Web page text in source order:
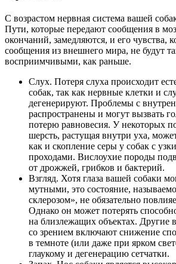
С возрастом нервная система вашей
Пути, которые передают сообщения в
окончаний, замедляются, и его чувства,
сообщения из внешнего мира, не будут
восприимчивыми, как раньше.
Слух. Потеря слуха происходит
собак, так как нервные клетки и
дегенерируют. Проблемы с
распространены и могут вызвать
потерю равновесия. У некоторых
шерсть, растущая внутри уха,
как и скопление серы у собак с
проходами. Вислоухие породы
от дрожжей, грибков и бактерий.
Взгляд. Хотя глаза вашей собаки
мутными, это состояние,
склерозом», не обязательно
Однако он может потерять
на близлежащих объектах. Другие
со зрением включают снижение
в темноте (или даже при ярком
глаукому и дегенерацию сетчатки.